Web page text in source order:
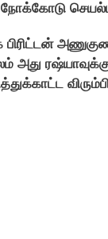
நோக்கோடு
பிரிட்டன்
அது